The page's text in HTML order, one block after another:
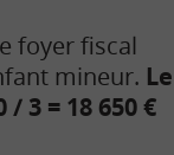
foyer fiscal
mineur. Le
3 = 18 650 €